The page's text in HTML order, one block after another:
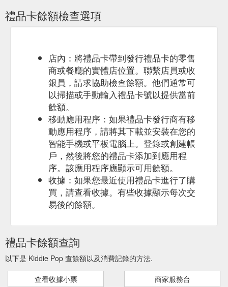
禮品卡餘額檢查選項
店內：將禮品卡帶到發行禮品卡的零售
商或餐廳的實體店位置。聯繫店員或收
銀員，請求協助檢查餘額。他們通常可
以掃描或手動輸入禮品卡號以提供當前
餘額。
移動應用程序：如果禮品卡發行商有移
動應用程序，請將其下載並安裝在您的
智能手機或平板電腦上。登錄或創建帳
戶，然後將您的禮品卡添加到應用程
序。該應用程序應顯示可用餘額。
收據：如果您最近使用禮品卡進行了購
買，請查看收據。有些收據顯示每次交
易後的餘額。
禮品卡餘額查詢
以下是 Kiddie Pop 查餘額以及消費記錄的方法.
查看收據小票 商家服務台